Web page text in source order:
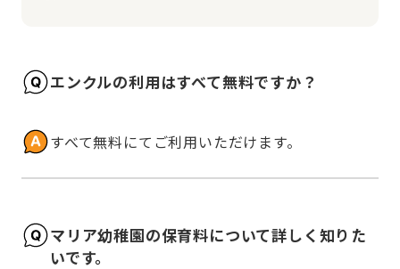
エンクルの利用はすべて無料ですか？
すべて無料にてご利用いただけます。
マリア幼稚園の保育料について詳しく知りた
いです。